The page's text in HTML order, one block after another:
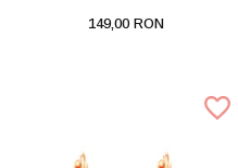
149,00 RON